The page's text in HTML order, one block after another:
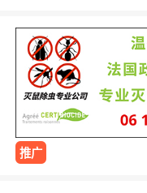
推广